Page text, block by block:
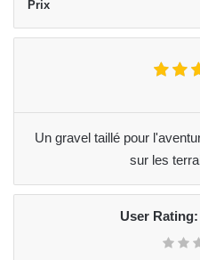
Prix
Un gravel taillé pour
sur les
User Rating: